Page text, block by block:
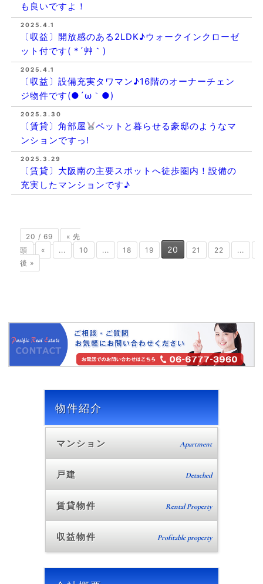
も良いですよ！
2025.4.1
〔収益〕開放感のある2LDK♪ウォークインクローゼ
ット付です( *´艸｀)
2025.4.1
〔収益〕設備充実タワマン♪16階のオーナーチェン
ジ物件です(●´ω｀●)
2025.3.30
〔賃貸〕角部屋
ペットと暮らせる豪邸のようなマ
ンションですっ!
2025.3.29
〔賃貸〕大阪南の主要スポットへ徒歩圏内！設備の
充実したマンションです♪
20 / 69
« 先
頭
« ... 10 ... 18 19 20 21 22 ...
後 »
物件紹介
マンション Apartment
戸建 Detached
賃貸物件 Rental Property
収益物件 Profitable property